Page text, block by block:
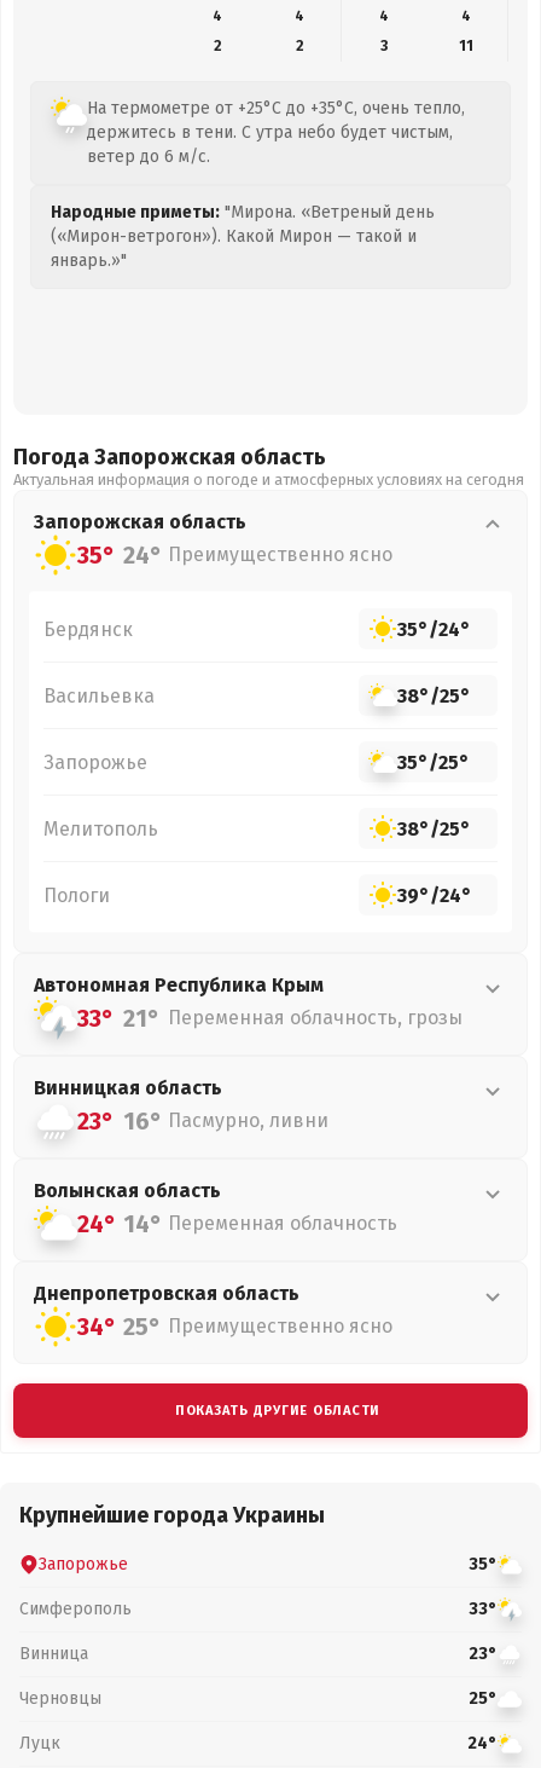
4
4 4
4
2
2 3 11
На термометре от +25°C до +35°C, очень тепло,
держитесь в тени. С утра небо будет чистым,
ветер до 6 м/с.
Народные приметы: "Мирона. «Ветреный день
(«Мирон-ветрогон»). Какой Мирон — такой и
январь.»"
Погода Запорожская область
Актуальная информация о погоде и атмосферных условиях на сегодня
Запорожская область
35° 24° Преимущественно ясно
Бердянск 35°/24°
Васильевка 38°/25°
Запорожье 35°/25°
Мелитополь 38°/25°
Пологи 39°/24°
Автономная Республика Крым
33° 21° Переменная облачность, грозы
Винницкая область
23° 16° Пасмурно, ливни
Волынская область
24° 14° Переменная облачность
Днепропетровская область
34° 25° Преимущественно ясно
ПОКАЗАТЬ ДРУГИЕ ОБЛАСТИ
Крупнейшие города Украины
Запорожье 35°
Симферополь 33°
Винница 23°
Черновцы 25°
Луцк 24°